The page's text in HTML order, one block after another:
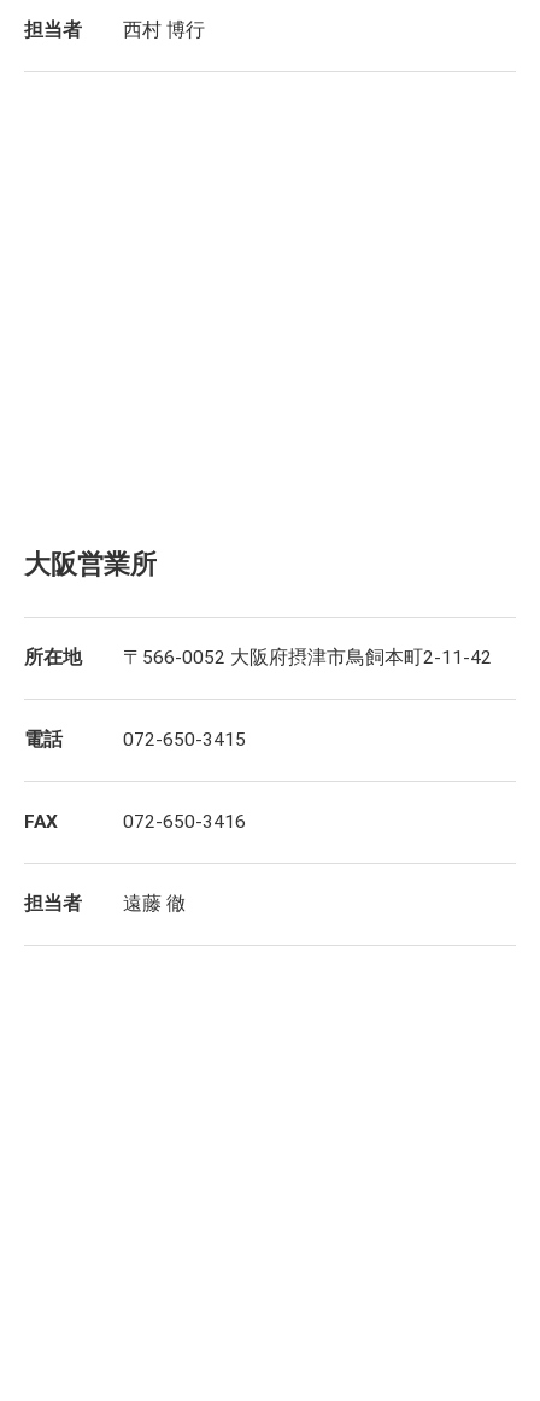
担当者 西村 博行
大阪営業所
所在地 〒566-0052 大阪府摂津市鳥飼本町2-11-42
電話 072-650-3415
FAX 072-650-3416
担当者 遠藤 徹